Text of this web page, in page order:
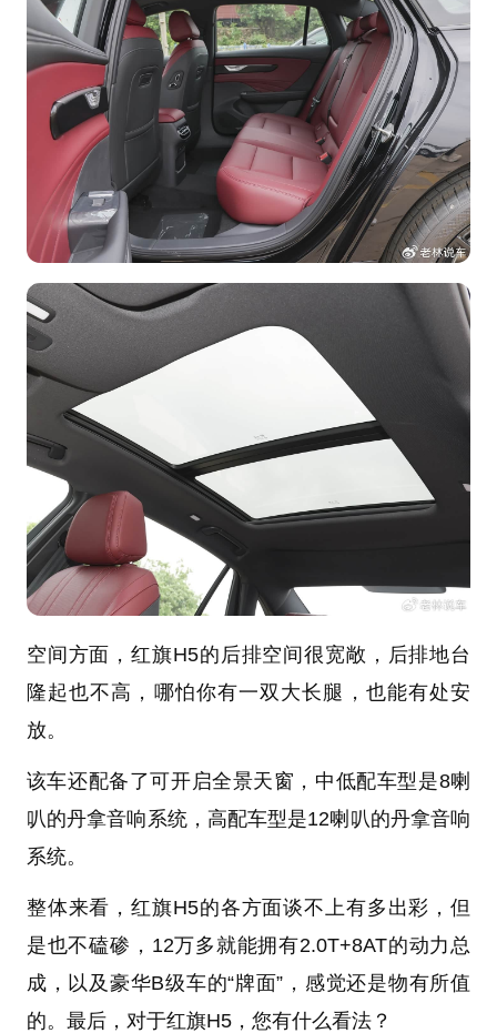
空间方面，红旗H5的后排空间很宽敞，后排地台
隆起也不高，哪怕你有一双大长腿，也能有处安
放。
该车还配备了可开启全景天窗，中低配车型是8喇
叭的丹拿音响系统，高配车型是12喇叭的丹拿音响
系统。
整体来看，红旗H5的各方面谈不上有多出彩，但
是也不磕碜，12万多就能拥有2.0T+8AT的动力总
成，以及豪华B级车的“牌面”，感觉还是物有所值
的。最后，对于红旗H5，您有什么看法？